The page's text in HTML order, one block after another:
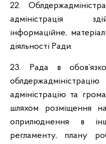
22.
адміністрація
інформаційне,
діяльності Ради.
23. Рада в
адміністрацію та
шляхом розміщення
оприлюднення в
регламенту, плану